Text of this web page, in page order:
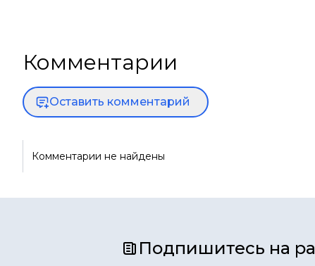
Комментарии
Оставить комментарий
Комментарии не найдены
Подпишитесь на